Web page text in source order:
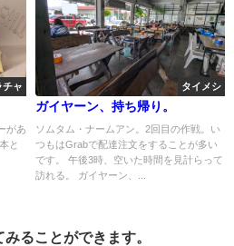
チャ
があ
と
タイメシ
ガイヤーン、持ち帰り。
ソムタム・ナームアン。2回目の作戦。い
つもはGrabで配達注文をすることが多い
です。 午後3時、空いた時間を見計らって
訪れる。 ガイヤーン、...
ることができます。